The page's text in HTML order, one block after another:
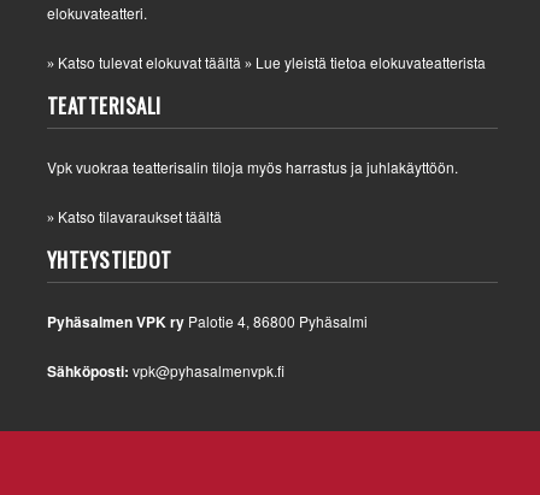
elokuvateatteri.
» Katso tulevat elokuvat täältä » Lue yleistä tietoa elokuvateatterista
TEATTERISALI
Vpk vuokraa teatterisalin tiloja myös harrastus ja juhlakäyttöön.
» Katso tilavaraukset täältä
YHTEYSTIEDOT
Pyhäsalmen VPK ry Palotie 4, 86800 Pyhäsalmi
Sähköposti: vpk@pyhasalmenvpk.fi